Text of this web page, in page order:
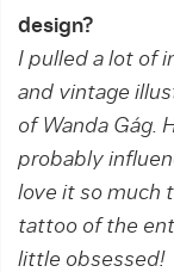
design?
I pulled a lot of
and vintage
of Wanda Gág.
probably
love it so much
tattoo of the
little obsessed!